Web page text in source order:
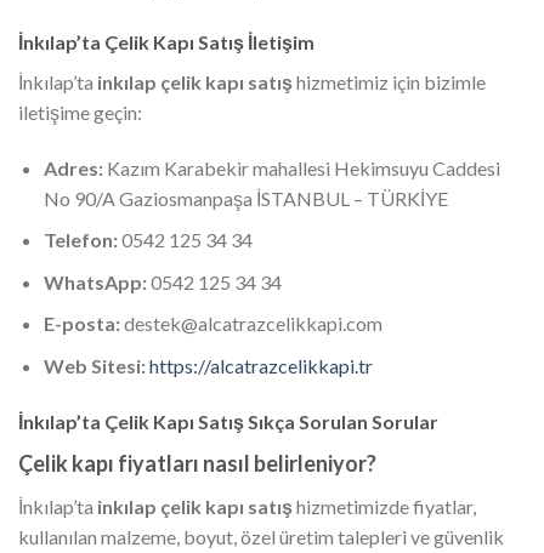
İnkılap’ta Çelik Kapı Satış İletişim
İnkılap’ta inkılap çelik kapı satışhizmetimiz için bizimle
iletişime geçin:
Adres:Kazım Karabekir mahallesi Hekimsuyu Caddesi
No 90/A Gaziosmanpaşa İSTANBUL – TÜRKİYE
Telefon:0542 125 34 34
WhatsApp:0542 125 34 34
E-posta:destek@alcatrazcelikkapi.com
Web Sitesi:https://alcatrazcelikkapi.tr
İnkılap’ta Çelik Kapı Satış Sıkça Sorulan Sorular
Çelik kapı fiyatları nasıl belirleniyor?
İnkılap’ta inkılap çelik kapı satışhizmetimizde fiyatlar,
kullanılan malzeme, boyut, özel üretim talepleri ve güvenlik